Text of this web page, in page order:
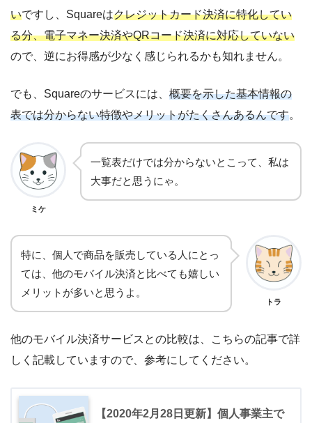
いですし、Squareはクレジットカード決済に特化してい
る分、電子マネー決済やQRコード決済に対応していない
ので、逆にお得感が少なく感じられるかも知れません。
でも、Squareのサービスには、 概要を示した基本情報の
表では分からない特徴やメリットがたくさんあるんです。
ミケ
一覧表だけでは分からないとこって、私は
大事だと思うにゃ。
特に、個人で商品を販売している人にとっ
ては、他のモバイル決済と比べても嬉しい
メリットが多いと思うよ。
トラ
他のモバイル決済サービスとの比較は、こちらの記事で詳
しく記載していますので、参考にしてください。
【2020年2月28日更新】個人事業主で